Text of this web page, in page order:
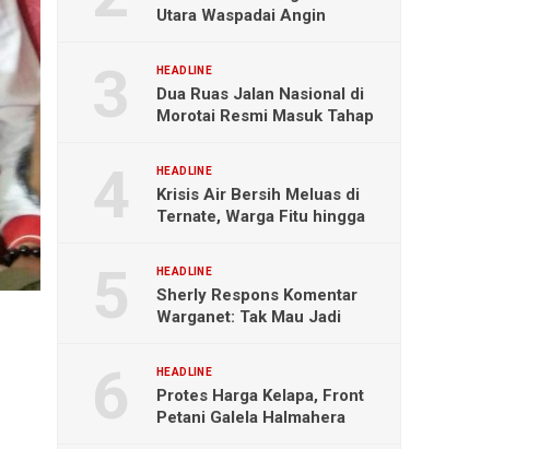
Utara Waspadai Angin
HEADLINE
Dua Ruas Jalan Nasional di
Morotai Resmi Masuk Tahap
HEADLINE
Krisis Air Bersih Meluas di
Ternate, Warga Fitu hingga
HEADLINE
Sherly Respons Komentar
Warganet: Tak Mau Jadi
HEADLINE
Protes Harga Kelapa, Front
Petani Galela Halmahera